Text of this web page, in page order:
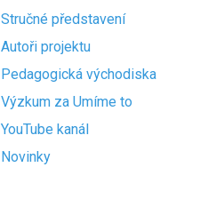
Stručné představení
Autoři projektu
Pedagogická východiska
Výzkum za Umíme to
YouTube kanál
Novinky